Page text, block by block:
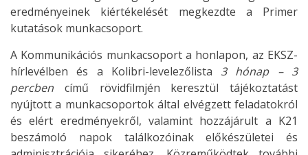
eredményeinek kiértékelését megkezdte a Primer
kutatások munkacsoport.
A Kommunikációs munkacsoport a honlapon, az EKSZ-
hírlevélben és a Kolibri-levelezőlista 3 hónap – 3
percben című rövidfilmjén keresztül tájékoztatást
nyújtott a munkacsoportok által elvégzett feladatokról
és elért eredményekről, valamint hozzájárult a K21
beszámoló napok találkozóinak előkészületei és